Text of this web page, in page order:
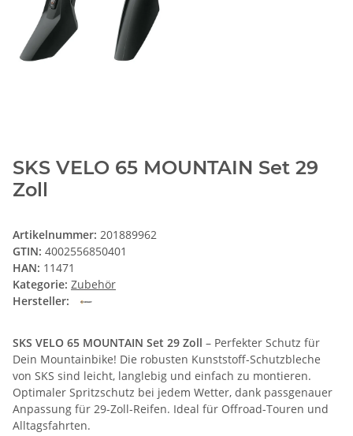
SKS VELO 65 MOUNTAIN Set 29
Zoll
Artikelnummer: 201889962
GTIN: 4002556850401
HAN: 11471
Kategorie: Zubehör
Hersteller:
SKS VELO 65 MOUNTAIN Set 29 Zoll – Perfekter Schutz für
Dein Mountainbike! Die robusten Kunststoff-Schutzbleche
von SKS sind leicht, langlebig und einfach zu montieren.
Optimaler Spritzschutz bei jedem Wetter, dank passgenauer
Anpassung für 29-Zoll-Reifen. Ideal für Offroad-Touren und
Alltagsfahrten.